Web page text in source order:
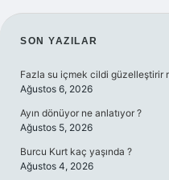
SIDEBAR
SON YAZILAR
Fazla su içmek cildi güzelleştirir
Ağustos 6, 2026
Ayın dönüyor ne anlatıyor ?
Ağustos 5, 2026
Burcu Kurt kaç yaşında ?
Ağustos 4, 2026